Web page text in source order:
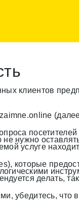
клиентов
zaimne.online
нужно
услуге
которые
делать,
убедитесь,